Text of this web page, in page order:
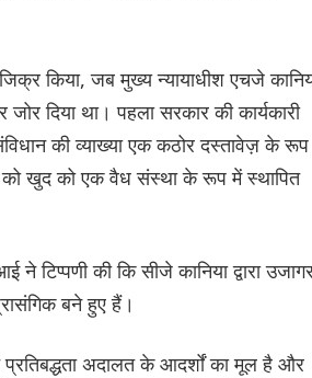
किया, जब मुख्य न्यायाधीश एचजे
दिया था। पहला सरकार की कार्यकारी
की व्याख्या एक कठोर दस्तावेज़ के
को खुद को एक वैध संस्था के रूप में स्थापित
की कि सीजे कानिया द्वारा
बने हुए हैं।
प्रतिबद्धता अदालत के आदर्शों का मूल है और